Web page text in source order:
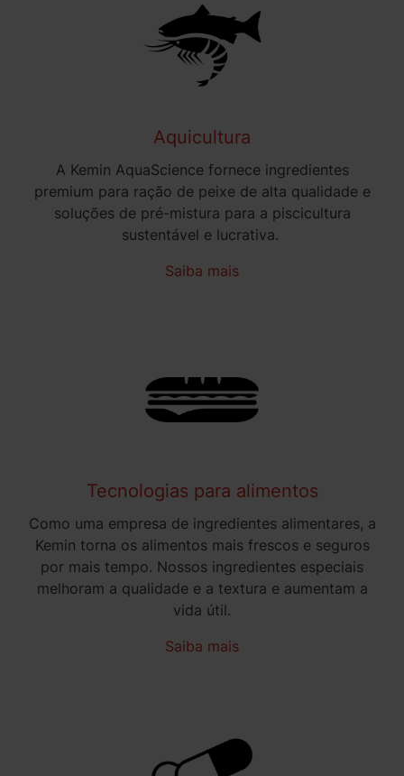
Aquicultura
A Kemin AquaScience fornece ingredientes
premium para ração de peixe de alta qualidade e
soluções de pré-mistura para a piscicultura
sustentável e lucrativa.
Saiba mais
Tecnologias para alimentos
Como uma empresa de ingredientes alimentares, a
Kemin torna os alimentos mais frescos e seguros
por mais tempo. Nossos ingredientes especiais
melhoram a qualidade e a textura e aumentam a
vida útil.
Saiba mais